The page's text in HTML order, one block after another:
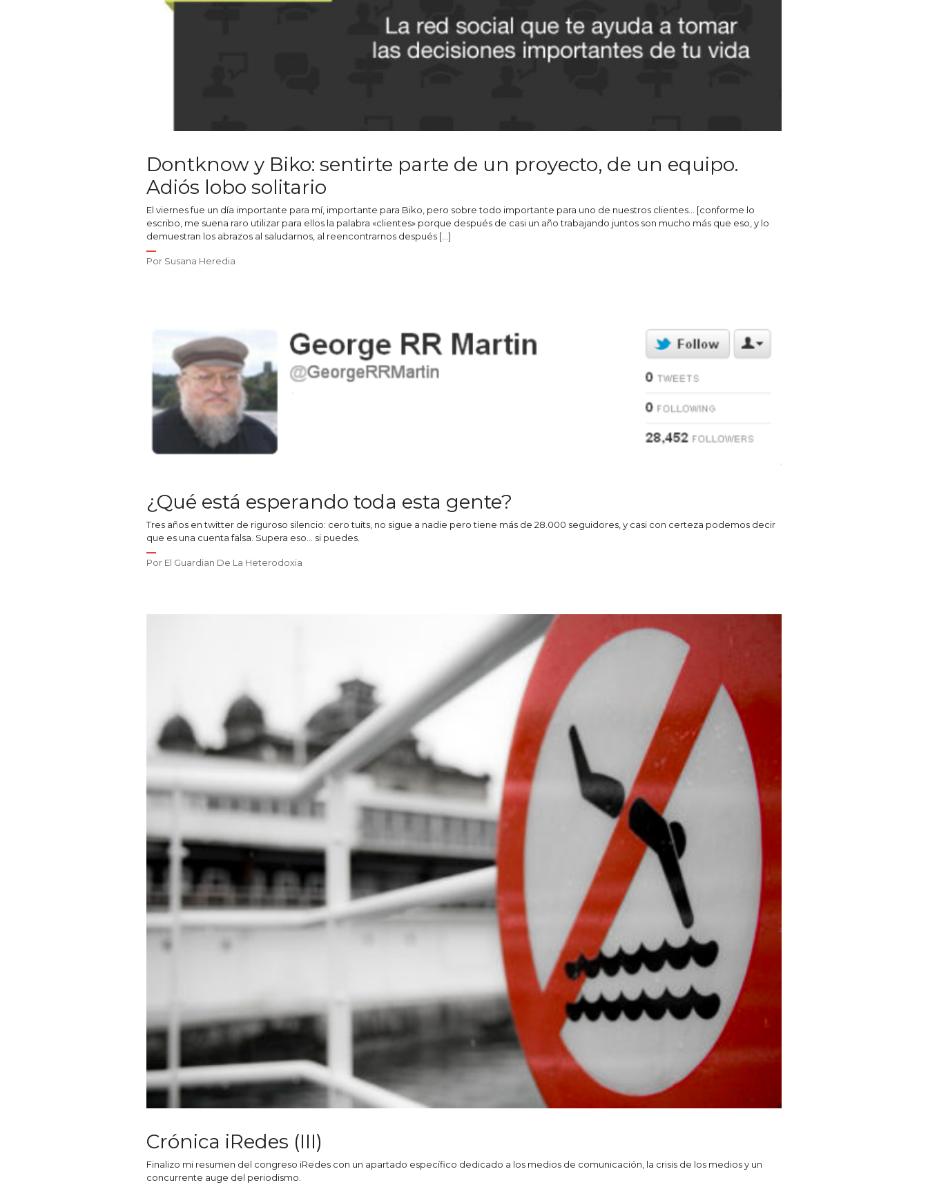
Dontknow y Biko: sentirte parte de un proyecto, de un equipo.
Adiós lobo solitario
El viernes fue un día importante para mí, importante para Biko, pero sobre todo importante para uno de nuestros clientes… [conforme lo
escribo, me suena raro utilizar para ellos la palabra «clientes» porque después de casi un año trabajando juntos son mucho más que eso, y lo
demuestran los abrazos al saludarnos, al reencontrarnos después […]
Por Susana Heredia
¿Qué está esperando toda esta gente?
Tres años en twitter de riguroso silencio: cero tuits, no sigue a nadie pero tiene más de 28.000 seguidores, y casi con certeza podemos decir
que es una cuenta falsa. Supera eso… si puedes.
Por El Guardian De La Heterodoxia
Crónica iRedes (III)
Finalizo mi resumen del congreso iRedes con un apartado específico dedicado a los medios de comunicación, la crisis de los medios y un
concurrente auge del periodismo.